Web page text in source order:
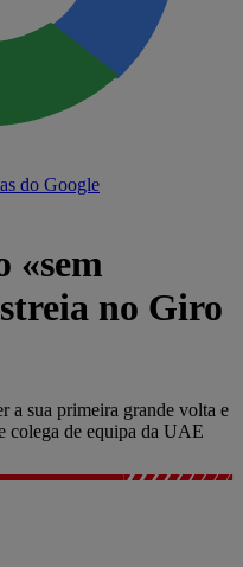
do Google
«sem
no Giro
a sua primeira grande volta e
colega de equipa da UAE